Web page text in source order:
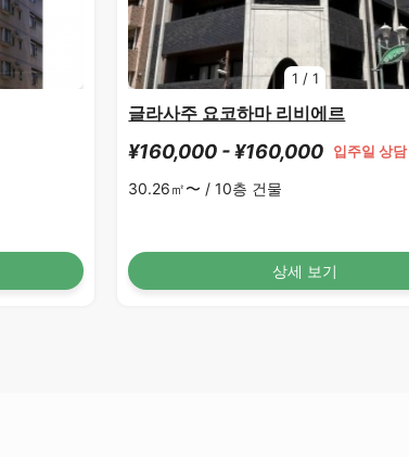
1 / 1
글라사주 요코하마 리비에르
¥160,000 - ¥160,000 입주일 상담
30.26㎡〜 /10층 건물
상세 보기